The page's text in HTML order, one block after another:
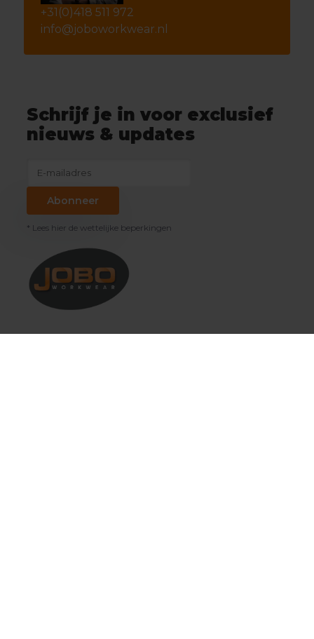
+31(0)418 511 972
info@joboworkwear.nl
Schrijf je in voor exclusief
nieuws & updates
Abonneer
* Lees hier de wettelijke beperkingen